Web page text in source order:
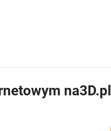
na3D.pl